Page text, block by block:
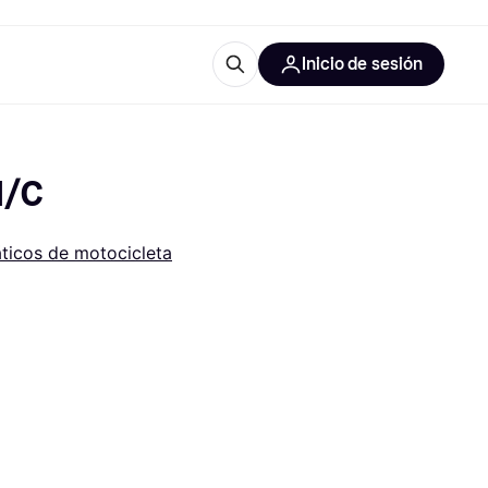
Inicio de sesión
C
de motocicleta